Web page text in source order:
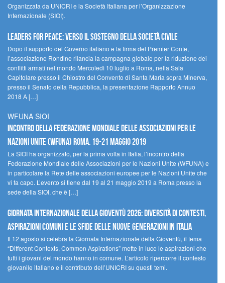
Organizzata da UNICRI e la Società Italiana per l’Organizzazione
Internazionale (SIOI).
Leaders for peace: verso il sostegno della società civile
Dopo il supporto del Governo italiano e la firma del Premier Conte,
l’associazione Rondine rilancia la campagna globale per la riduzione dei
conflitti armati nel mondo Mercoledì 10 luglio a Roma, nella Sala
Capitolare presso il Chiostro del Convento di Santa Maria sopra Minerva,
presso il Senato della Repubblica, la presentazione Rapporto Annuo
2018 A […]
WFUNA SIOI
Incontro della Federazione Mondiale delle Associazioni per le
Nazioni Unite (WFUNA) Roma, 19-21 maggio 2019
La SIOI ha organizzato, per la prima volta in Italia, l’incontro della
Federazione Mondiale delle Associazioni per le Nazioni Unite (WFUNA) e
in particolare la Rete delle associazioni europee per le Nazioni Unite che
vi fa capo. L’evento si tiene dal 19 al 21 maggio 2019 a Roma presso la
sede della SIOI, che è […]
GIORNATA INTERNAZIONALE DELLA GIOVENTÙ 2026: DIVERSITÀ DI CONTESTI,
ASPIRAZIONI COMUNI E LE SFIDE DELLE NUOVE GENERAZIONI IN ITALIA
Il 12 agosto si celebra la Giornata Internazionale della Gioventù, il tema
“Different Contexts, Common Aspirations” mette in luce le aspirazioni che
tutti i giovani del mondo hanno in comune. L’articolo ripercorre il contesto
giovanile italiano e il contributo dell’UNICRI su questi temi.